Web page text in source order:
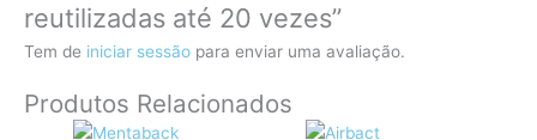
reutilizadas até 20 vezes”
Tem de iniciar sessão para enviar uma avaliação.
Produtos Relacionados